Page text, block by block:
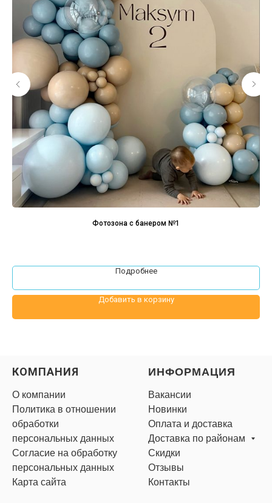
Фотозона с банером №1
Подробнее
Добавить в корзину
КОМПАНИЯ
О компании
Политика в отношении
обработки
персональных данных
Согласие на обработку
персональных данных
Карта сайта
ИНФОРМАЦИЯ
Вакансии
Новинки
Оплата и доставка
Доставка по районам
Скидки
Отзывы
Контакты